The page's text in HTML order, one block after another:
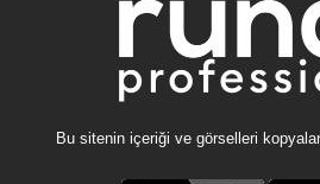
Bu sitenin içeriği ve görselleri